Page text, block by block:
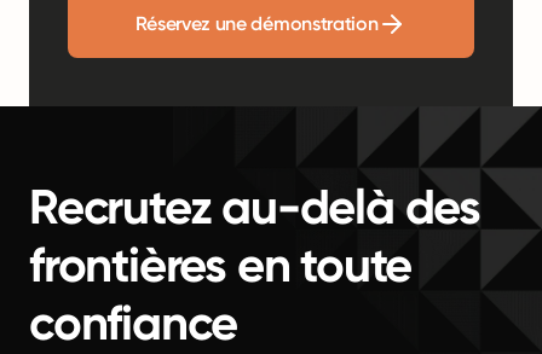
Réservez une démonstration
Recrutez au-delà des
frontières en toute
confiance